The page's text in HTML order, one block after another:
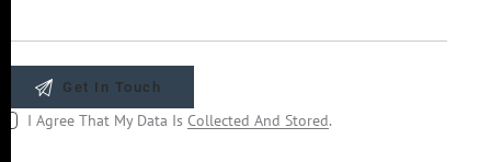
I Agree That My Data IsCollected And Stored.